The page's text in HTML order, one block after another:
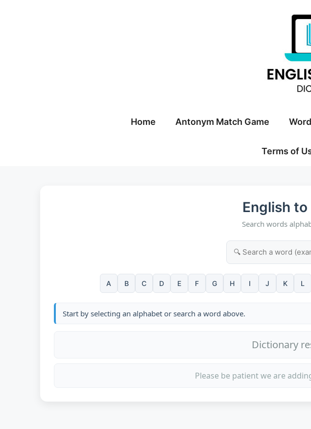
Home Antonym Match Game
Terms of
English
Search words
A B C D E F G H I J K L
Start by selecting an alphabet or search a word above.
Dictionary
Please be patient we are